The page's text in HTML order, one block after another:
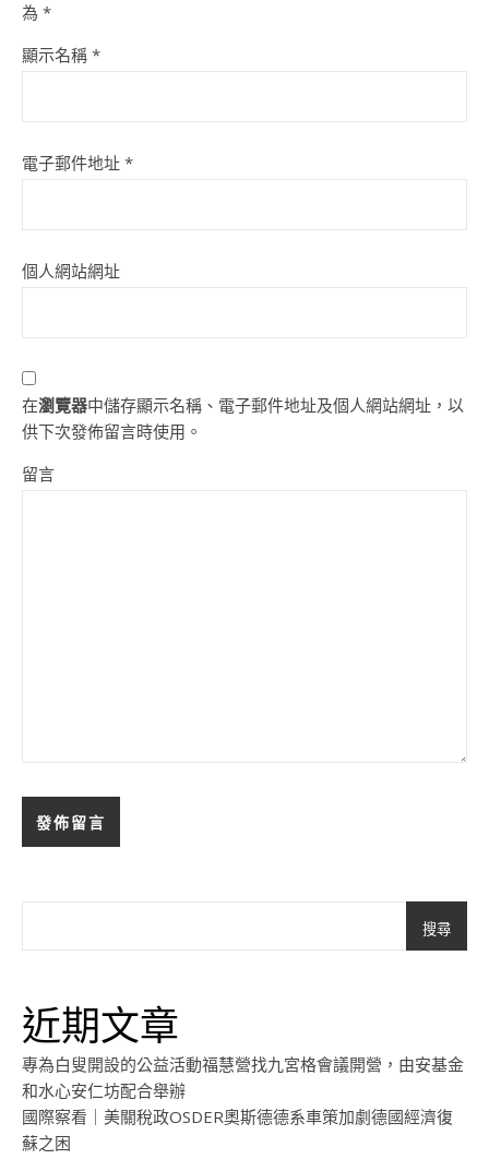
為 *
顯示名稱 *
電子郵件地址 *
個人網站網址
在瀏覽器中儲存顯示名稱、電子郵件地址及個人網站網址，以
供下次發佈留言時使用。
留言
搜尋
近期文章
專為白叟開設的公益活動福慧營找九宮格會議開營，由安基金
和水心安仁坊配合舉辦
國際察看｜美關稅政OSDER奧斯德德系車策加劇德國經濟復
蘇之困